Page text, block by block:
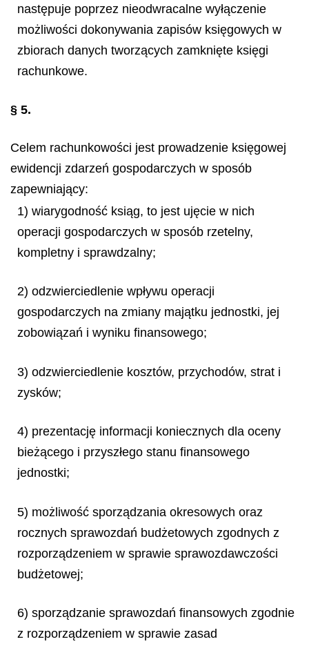
następuje poprzez nieodwracalne wyłączenie
możliwości dokonywania zapisów księgowych w
zbiorach danych tworzących zamknięte księgi
rachunkowe.
§ 5.
Celem rachunkowości jest prowadzenie księgowej
ewidencji zdarzeń gospodarczych w sposób
zapewniający:
1) wiarygodność ksiąg, to jest ujęcie w nich
operacji gospodarczych w sposób rzetelny,
kompletny i sprawdzalny;
2) odzwierciedlenie wpływu operacji
gospodarczych na zmiany majątku jednostki, jej
zobowiązań i wyniku finansowego;
3) odzwierciedlenie kosztów, przychodów, strat i
zysków;
4) prezentację informacji koniecznych dla oceny
bieżącego i przyszłego stanu finansowego
jednostki;
5) możliwość sporządzania okresowych oraz
rocznych sprawozdań budżetowych zgodnych z
rozporządzeniem w sprawie sprawozdawczości
budżetowej;
6) sporządzanie sprawozdań finansowych zgodnie
z rozporządzeniem w sprawie zasad